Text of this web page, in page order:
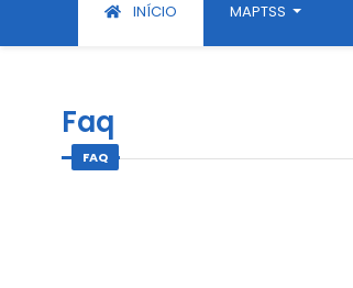
INÍCIO MAPTSS
Faq
FAQ